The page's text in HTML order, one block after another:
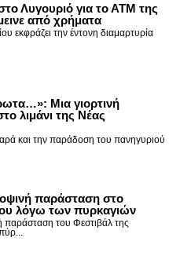
Λυγουριό για το ΑΤΜ της
από χρήματα
εκφράζει την έντονη διαμαρτυρία
Μια γιορτινή
λιμάνι της Νέας
και την παράδοση του πανηγυριού
παράσταση στο
λόγω των πυρκαγιών
παράσταση του Φεστιβάλ της